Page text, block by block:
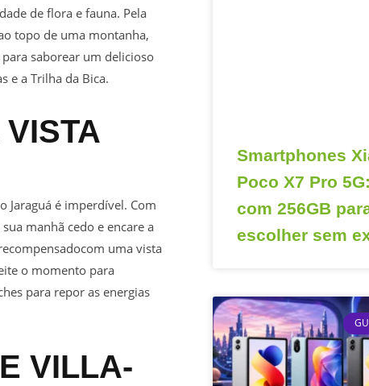
de flora e fauna. Pela
topo de uma montanha,
saborear um delicioso
e a Trilha da Bica.
Jaraguá é imperdível. Com
manhã cedo e encare a
uma vista
o momento para
para repor as energias
VILLA-
Smartphones
Poco X7 Pro
com 256GB
escolher sem